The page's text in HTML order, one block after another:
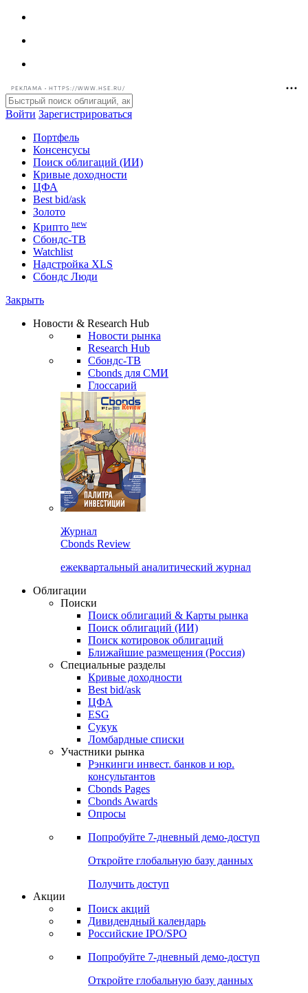
РЕКЛАМА • HTTPS://WWW.HSE.RU/
Войти Зарегистрироваться
Портфель
Консенсусы
Поиск облигаций (ИИ)
Кривые доходности
ЦФА
Best bid/ask
Золото
Крипто new
Watchlist
Сбондс Люди
Новости & Research Hub
Новости рынка
Research Hub
Сбондс-ТВ
Cbonds для СМИ
Глоссарий
Cbonds Review
ежеквартальный аналитический журнал
Облигации
Поиски
Поиск облигаций & Карты рынка
Поиск облигаций (ИИ)
Поиск котировок облигаций
Ближайшие размещения (Россия)
Специальные разделы
Кривые доходности
Best bid/ask
ЦФА
ESG
Сукук
Ломбардные списки
Участники рынка
Рэнкинги инвест. банков и юр.
Cbonds Pages
Опросы
Попробуйте7-дневный
Откройте глобальную базу данных
Получить доступ
Поиск акций
Российские IPO/SPO